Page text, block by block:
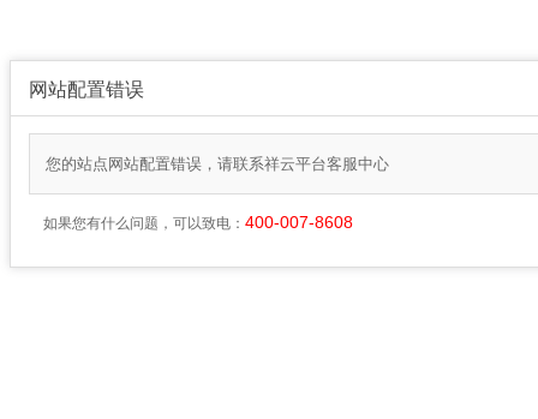
网站配置错误
您的站点网站配置错误，请联系祥云平台客服中心
如果您有什么问题，可以致电： 400-007-8608